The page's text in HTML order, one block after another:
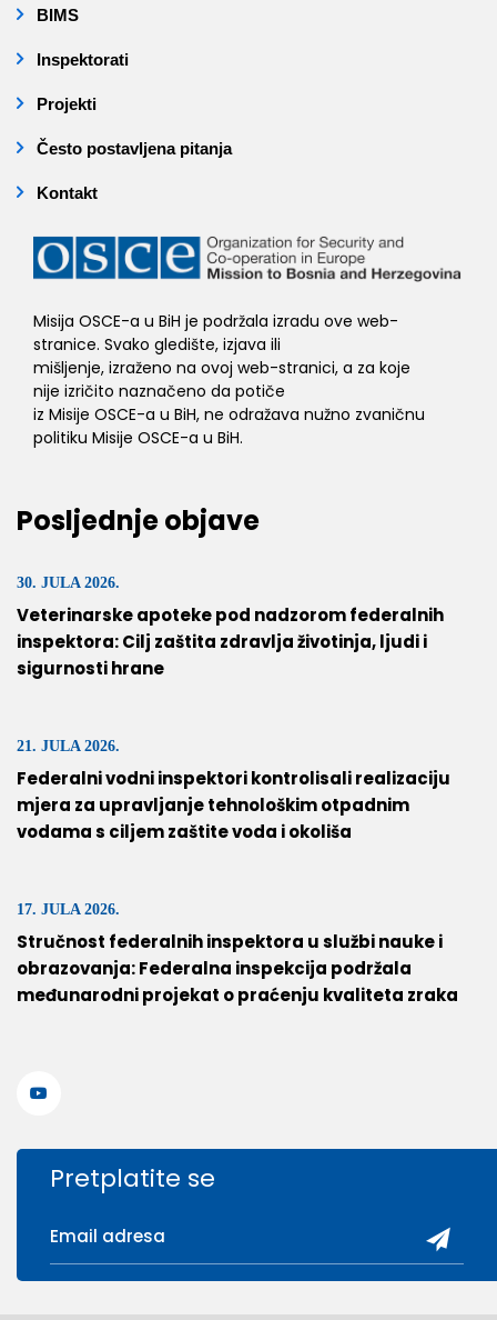
BIMS
Inspektorati
Projekti
Često postavljena pitanja
Kontakt
Misija OSCE-a u BiH je podržala izradu ove web-
stranice. Svako gledište, izjava ili
mišljenje, izraženo na ovoj web-stranici, a za koje
nije izričito naznačeno da potiče
iz Misije OSCE-a u BiH, ne odražava nužno zvaničnu
politiku Misije OSCE-a u BiH.
Posljednje objave
30. JULA 2026.
Veterinarske apoteke pod nadzorom federalnih
inspektora: Cilj zaštita zdravlja životinja, ljudi i
sigurnosti hrane
21. JULA 2026.
Federalni vodni inspektori kontrolisali realizaciju
mjera za upravljanje tehnološkim otpadnim
vodama s ciljem zaštite voda i okoliša
17. JULA 2026.
Stručnost federalnih inspektora u službi nauke i
obrazovanja: Federalna inspekcija podržala
međunarodni projekat o praćenju kvaliteta zraka
Pretplatite se